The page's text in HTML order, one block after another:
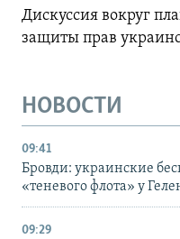
Дискуссия вокруг
защиты прав
НОВОСТИ
09:41
Бровди: украинские
«теневого флота» у
09:29